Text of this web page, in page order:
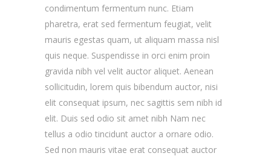
condimentum fermentum nunc. Etiam
pharetra, erat sed fermentum feugiat, velit
mauris egestas quam, ut aliquam massa nisl
quis neque. Suspendisse in orci enim proin
gravida nibh vel velit auctor aliquet. Aenean
sollicitudin, lorem quis bibendum auctor, nisi
elit consequat ipsum, nec sagittis sem nibh id
elit. Duis sed odio sit amet nibh Nam nec
tellus a odio tincidunt auctor a ornare odio.
Sed non mauris vitae erat consequat auctor